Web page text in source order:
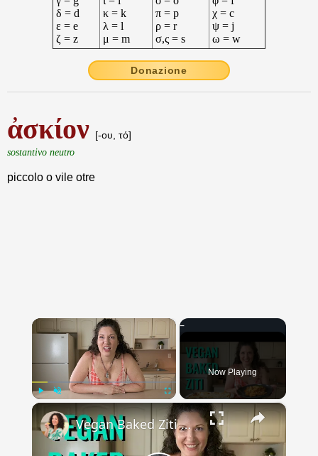
δ = d
ε = e
ζ = z
κ = k
λ = l
μ = m
π = p
ρ = r
σ,ς = s
χ = c
ψ = j
ω = w
Donazione
ἀσκίον [-ου, τό]
sostantivo neutro
piccolo o vile otre
×
Fullscreen
Now Playing
×
Vegan Baked Ziti with Lentils, Tofu Ricotta, and Cashew Mozzarella